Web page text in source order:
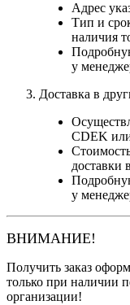
Адрес
Тип и
наличия
у
Доставка в
CDEK
доставки
у
ВНИМАНИЕ!
Получить заказ
только при наличии
организации!